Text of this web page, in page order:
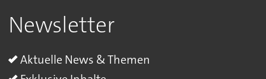
Newsletter
Aktuelle News & Themen